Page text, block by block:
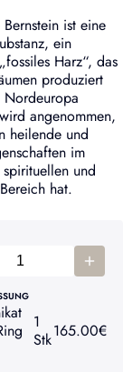
ist eine
ein
Harz“, das
produziert
angenommen,
heilende und
im
und
hat.
1
Stk165.00€